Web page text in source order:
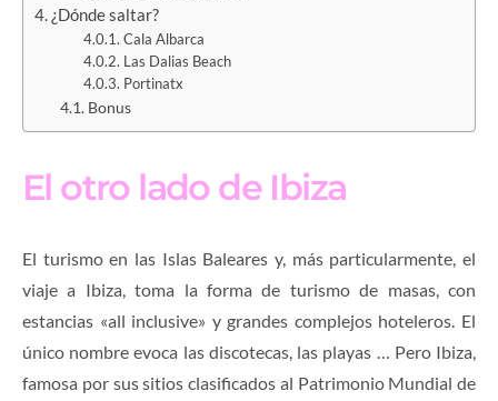
¿Dónde saltar?
Cala Albarca
Las Dalias Beach
Portinatx
Bonus
El otro lado de Ibiza
El turismo en las Islas Baleares y, más particularmente, el
viaje a Ibiza, toma la forma de turismo de masas, con
estancias «all inclusive» y grandes complejos hoteleros. El
único nombre evoca las discotecas, las playas … Pero Ibiza,
famosa por sus sitios clasificados al Patrimonio Mundial de